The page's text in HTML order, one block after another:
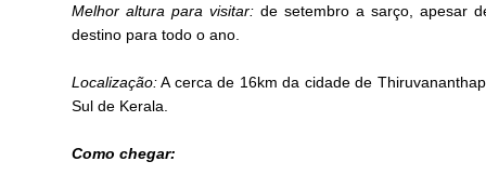
Melhor altura para visitar: de setembro a sarço, apesar
destino para todo o ano.
Localização:A cerca de 16km da cidade de
Sul de Kerala.
Como chegar: